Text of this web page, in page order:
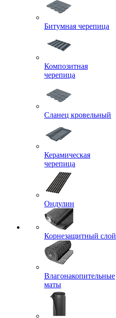
Битумная черепица
Композитная
черепица
Сланец кровельный
Керамическая
черепица
Ондулин
Корнезащитный слой
Влагонакопительные
маты